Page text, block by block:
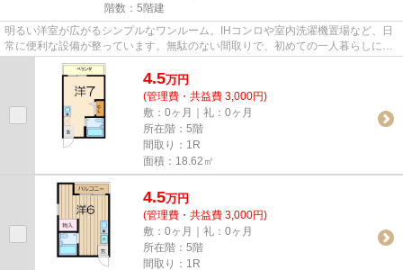
階数：5階建
明るい洋室が広がるシンプルなワンルーム。IHコンロや室内洗濯機置場など、日
常に便利な設備が整っています。無駄のない間取りで、初めての一人暮らしにも
使いやすいお部屋です。
4.5万円
(管理費・共益費 3,000円)
敷：0ヶ月｜礼：0ヶ月
所在階：5階
間取り：1R
面積：18.62㎡
4.5万円
(管理費・共益費 3,000円)
敷：0ヶ月｜礼：0ヶ月
所在階：5階
間取り：1R